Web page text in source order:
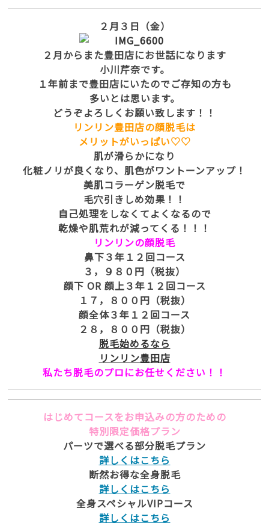
２月３日（金）
２月からまた豊田店にお世話になります
小川芹奈です。
１年前まで豊田店にいたのでご存知の方も
多いとは思います。
どうぞよろしくお願い致します！！
リンリン豊田店の顔脱毛は
メリットがいっぱい♡♡
肌が滑らかになり
化粧ノリが良くなり、肌色がワントーンアップ！
美肌コラーゲン脱毛で
毛穴引きしめ効果！！
自己処理をしなくてよくなるので
乾燥や肌荒れが減ってくる！！！
リンリンの顔脱毛
鼻下３年１２回コース
３，９８０円（税抜）
顔下 OR 顔上３年１２回コース
１７，８００円（税抜）
顔全体３年１２回コース
２８，８００円（税抜）
脱毛始めるなら
リンリン豊田店
私たち脱毛のプロにお任せください！！
はじめてコースをお申込みの方のための
特別限定価格プラン
パーツで選べる部分脱毛プラン
詳しくはこちら
断然お得な全身脱毛
詳しくはこちら
全身スペシャルVIPコース
詳しくはこちら